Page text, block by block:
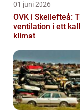
01 juni 2026
OVK i Skellefteå:
ventilation i ett
klimat